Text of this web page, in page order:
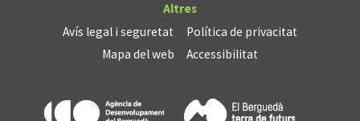
Altres
Avís legal i seguretat
Política de privacitat
Mapa del web
Accessibilitat